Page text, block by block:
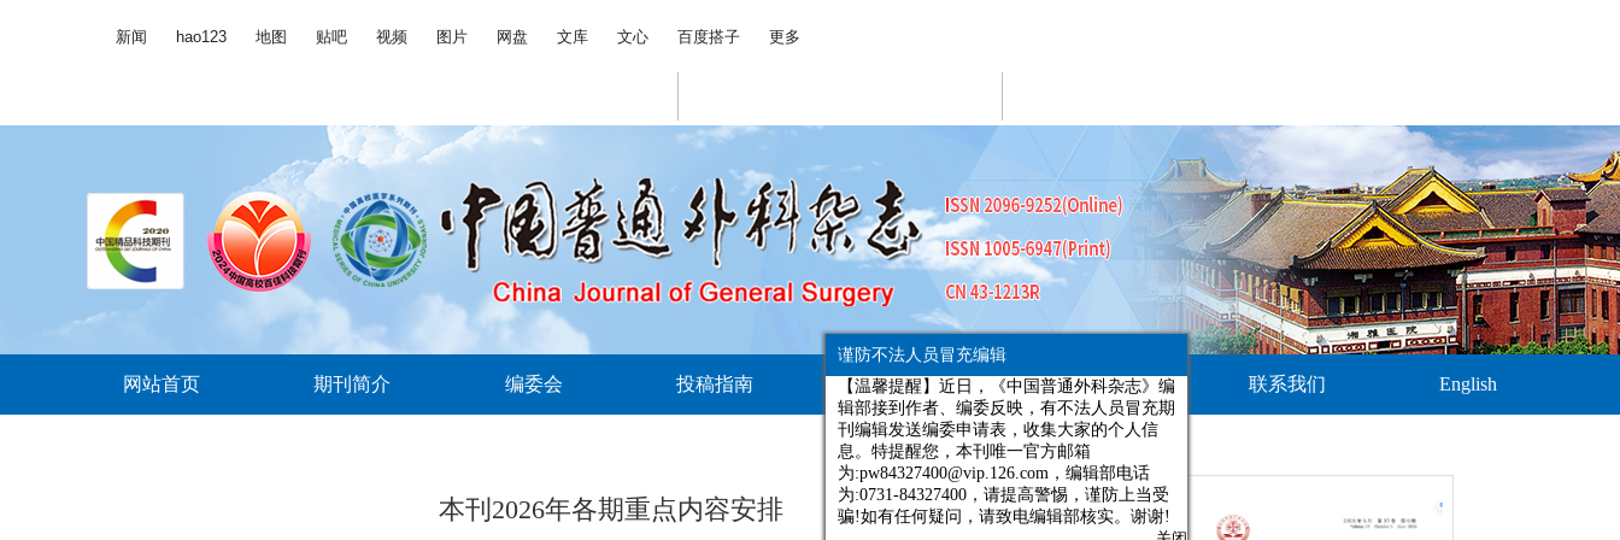
网站首页 期刊简介 编委会 投稿指南 出版声明 期刊订阅 联系我们 English
本刊2026年各期重点内容安排
谨防不法人员冒充编辑
【温馨提醒】近日，《中国普通外科杂志》编
辑部接到作者、编委反映，有不法人员冒充期
刊编辑发送编委申请表，收集大家的个人信
息。特提醒您，本刊唯一官方邮箱
为:pw84327400@vip.126.com，编辑部电话
为:0731-84327400，请提高警惕，谨防上当受
骗!如有任何疑问，请致电编辑部核实。谢谢!
关闭